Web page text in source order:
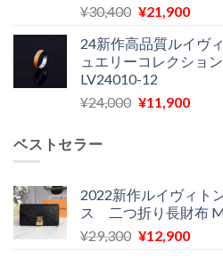
¥27,200
し
た。
は
で
す。
¥30,400 元
価
格
は
¥30,400
¥21,900現
の
価
は
24新作高品質ルイヴ
ュエリーコレクショ
LV24010-12
¥24,000 元
¥24,000
で
し
¥11,900現
は
で
ベストセラー
2022新作ルイヴィト
ス 二つ折り長財布
¥29,300 元
¥12,900現